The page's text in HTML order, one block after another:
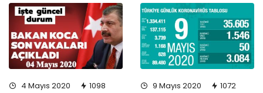
4 Mayıs 2020 1098 9 Mayıs 2020 1072